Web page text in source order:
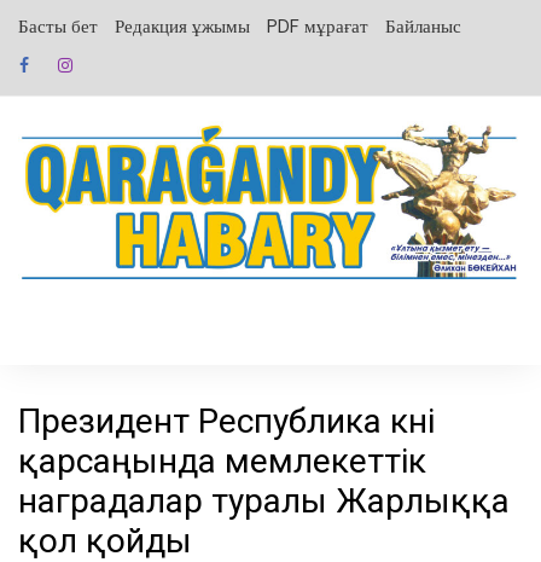
содержанию
Басты бет Редакция ұжымы PDF мұрағат Байланыс
Президент Республика күні
қарсаңында мемлекеттік
наградалар туралы Жарлыққа
қол қойды